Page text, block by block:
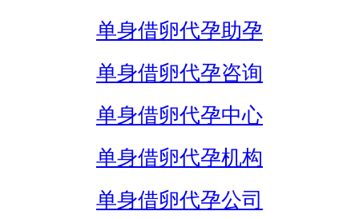
单身借卵代孕助孕
单身借卵代孕咨询
单身借卵代孕中心
单身借卵代孕机构
单身借卵代孕公司